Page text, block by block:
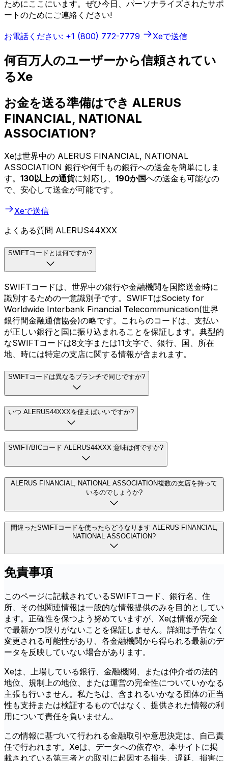
ためにここにいます。ぜひ今日、パーソナライズされたサポ
ートのためにご連絡ください!
お電話ください: +1 (800) 772-7779 Xeで送信
何百万人のユーザーから信頼されてい
るXe
お金を送る準備はでき ALERUS
FINANCIAL, NATIONAL
ASSOCIATION?
Xeは世界中の ALERUS FINANCIAL, NATIONAL
ASSOCIATION 銀行や何千もの銀行への送金を簡単にしま
す。 130以上の通貨に対応し、 190か国への送金も可能なの
で、安心して送金が可能です。
Xeで送信
よくある質問 ALERUS44XXX
SWIFTコードとは何ですか?
SWIFTコードは、世界中の銀行や金融機関を国際送金時に
識別するための一意識別子です。SWIFTはSociety for
Worldwide Interbank Financial Telecommunication(世界
銀行間金融通信協会)の略です。これらのコードは、支払い
が正しい銀行と国に振り込まれることを保証します。典型的
なSWIFTコードは8文字または11文字で、銀行、国、所在
地、時には特定の支店に関する情報が含まれます。
SWIFTコードは異なるブランチで同じですか?
いつ ALERUS44XXXを使えばいいですか?
SWIFT/BICコード ALERUS44XXX 意味は何ですか?
ALERUS FINANCIAL, NATIONAL ASSOCIATION複数の支店を持って
いるのでしょうか?
間違ったSWIFTコードを使ったらどうなります ALERUS FINANCIAL,
NATIONAL ASSOCIATION?
免責事項
このページに記載されているSWIFTコード、銀行名、住
所、その他関連情報は一般的な情報提供のみを目的としてい
ます。正確性を保つよう努めていますが、Xeは情報が完全
で最新かつ誤りがないことを保証しません。詳細は予告なく
変更される可能性があり、各金融機関から得られる最新のデ
ータを反映していない場合があります。
Xeは、上場している銀行、金融機関、または仲介者の法的
地位、規制上の地位、または運営の完全性についていかなる
主張も行いません。私たちは、含まれるいかなる団体の正当
性も支持または検証するものではなく、提供された情報の利
用について責任を負いません。
この情報に基づいて行われる金融取引や意思決定は、自己責
任で行われます。Xeは、データへの依存や、本サイトに掲
載されている第三者との取引に起因する損失、遅延、損害に